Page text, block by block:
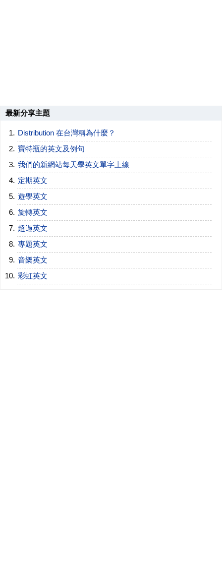
最新分享主題
Distribution 在台灣稱為什麼？
寶特瓶的英文及例句
我們的新網站每天學英文單字上線
定期英文
遊學英文
旋轉英文
超過英文
專題英文
音樂英文
彩虹英文